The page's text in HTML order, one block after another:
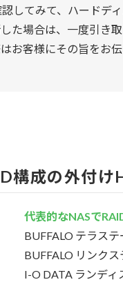
してみて、ハードデ
た場合は、一度引き
お客様にその旨をお
構成の外付け
代表的なNASで
BUFFALO テラス
BUFFALO リンク
I-O DATA ランディ